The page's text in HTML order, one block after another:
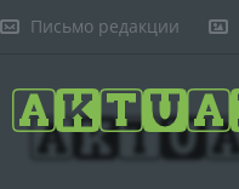
Письмо редакции